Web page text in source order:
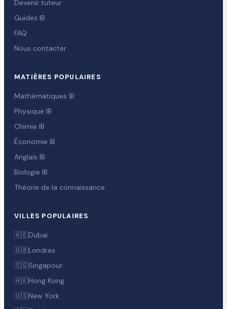
Devenir tuteur
Guides IB
FAQ
Nous contacter
MATIÈRES POPULAIRES
Mathématiques IB
Physique IB
Chimie IB
Économie IB
Anglais IB
Biologie IB
Théorie de la connaissance
VILLES POPULAIRES
🇦🇪Dubaï
🇬🇧Londres
🇸🇬Singapour
🇭🇰Hong Kong
🇺🇸New York